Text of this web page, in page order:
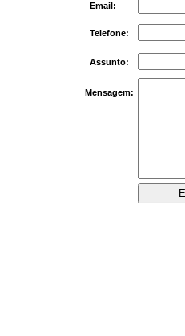
Email:
Telefone:
Assunto:
Mensagem: